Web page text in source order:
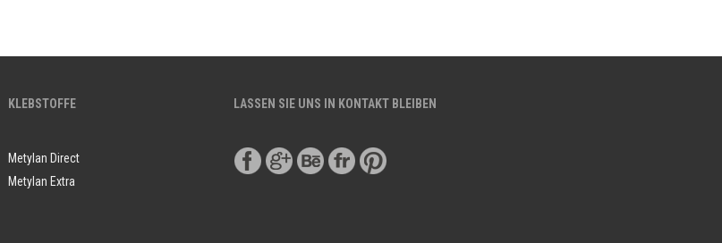
KLEBSTOFFE
Metylan Direct
Metylan Extra
LASSEN SIE UNS IN KONTAKT BLEIBEN